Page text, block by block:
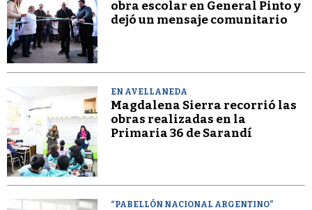
obra escolar en General Pinto y
dejó un mensaje comunitario
EN AVELLANEDA
Magdalena Sierra recorrió las
obras realizadas en la
Primaria 36 de Sarandí
“PABELLÓN NACIONAL ARGENTINO”